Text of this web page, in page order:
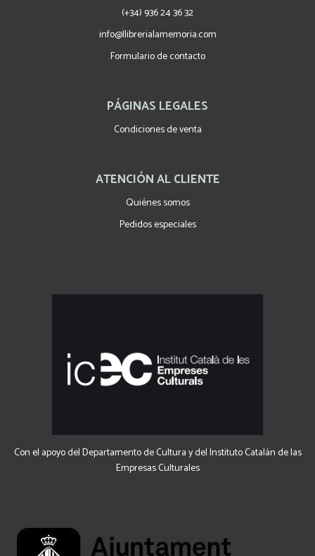
(+34) 936 24 36 32
info@llibrerialamemoria.com
Formulario de contacto
PÁGINAS LEGALES
Condiciones de venta
ATENCIÓN AL CLIENTE
Quiénes somos
Pedidos especiales
Con el apoyo del Departamento de Cultura y del Instituto Catalán de las
Empresas Culturales